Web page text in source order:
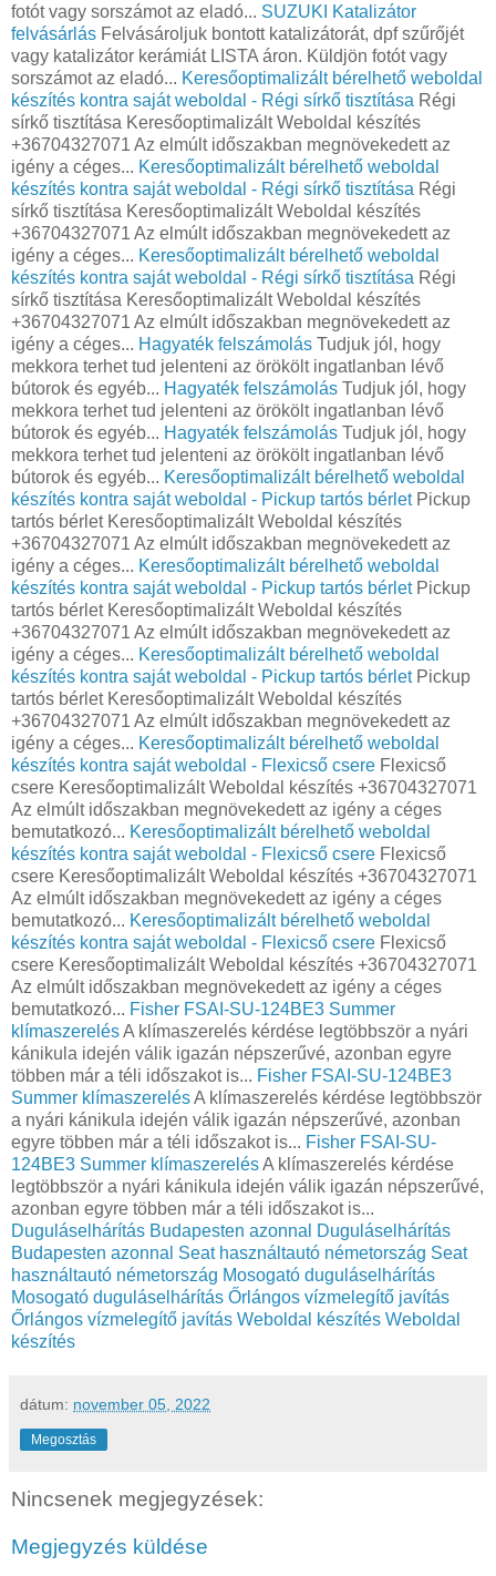
fotót vagy sorszámot az eladó... SUZUKI Katalizátor
felvásárlás Felvásároljuk bontott katalizátorát, dpf szűrőjét
vagy katalizátor kerámiát LISTA áron. Küldjön fotót vagy
sorszámot az eladó... Keresőoptimalizált bérelhető weboldal
készítés kontra saját weboldal - Régi sírkő tisztítása Régi
sírkő tisztítása Keresőoptimalizált Weboldal készítés
+36704327071 Az elmúlt időszakban megnövekedett az
igény a céges... Keresőoptimalizált bérelhető weboldal
készítés kontra saját weboldal - Régi sírkő tisztítása Régi
sírkő tisztítása Keresőoptimalizált Weboldal készítés
+36704327071 Az elmúlt időszakban megnövekedett az
igény a céges... Keresőoptimalizált bérelhető weboldal
készítés kontra saját weboldal - Régi sírkő tisztítása Régi
sírkő tisztítása Keresőoptimalizált Weboldal készítés
+36704327071 Az elmúlt időszakban megnövekedett az
igény a céges... Hagyaték felszámolás Tudjuk jól, hogy
mekkora terhet tud jelenteni az örökölt ingatlanban lévő
bútorok és egyéb... Hagyaték felszámolás Tudjuk jól, hogy
mekkora terhet tud jelenteni az örökölt ingatlanban lévő
bútorok és egyéb... Hagyaték felszámolás Tudjuk jól, hogy
mekkora terhet tud jelenteni az örökölt ingatlanban lévő
bútorok és egyéb... Keresőoptimalizált bérelhető weboldal
készítés kontra saját weboldal - Pickup tartós bérletPickup
tartós bérlet Keresőoptimalizált Weboldal készítés
+36704327071 Az elmúlt időszakban megnövekedett az
igény a céges... Keresőoptimalizált bérelhető weboldal
készítés kontra saját weboldal - Pickup tartós bérletPickup
tartós bérlet Keresőoptimalizált Weboldal készítés
+36704327071 Az elmúlt időszakban megnövekedett az
igény a céges... Keresőoptimalizált bérelhető weboldal
készítés kontra saját weboldal - Pickup tartós bérletPickup
tartós bérlet Keresőoptimalizált Weboldal készítés
+36704327071 Az elmúlt időszakban megnövekedett az
igény a céges... Keresőoptimalizált bérelhető weboldal
készítés kontra saját weboldal - Flexicső csere Flexicső
csere Keresőoptimalizált Weboldal készítés +36704327071
Az elmúlt időszakban megnövekedett az igény a céges
bemutatkozó... Keresőoptimalizált bérelhető weboldal
készítés kontra saját weboldal - Flexicső csere Flexicső
csere Keresőoptimalizált Weboldal készítés +36704327071
Az elmúlt időszakban megnövekedett az igény a céges
bemutatkozó... Keresőoptimalizált bérelhető weboldal
készítés kontra saját weboldal - Flexicső csere Flexicső
csere Keresőoptimalizált Weboldal készítés +36704327071
Az elmúlt időszakban megnövekedett az igény a céges
bemutatkozó... Fisher FSAI-SU-124BE3 Summer
klímaszerelésA klímaszerelés kérdése legtöbbször a nyári
kánikula idején válik igazán népszerűvé, azonban egyre
többen már a téli időszakot is... Fisher FSAI-SU-124BE3
Summer klímaszerelésA klímaszerelés kérdése legtöbbször
a nyári kánikula idején válik igazán népszerűvé, azonban
egyre többen már a téli időszakot is... Fisher FSAI-SU-
124BE3 Summer klímaszerelésA klímaszerelés kérdése
legtöbbször a nyári kánikula idején válik igazán népszerűvé,
azonban egyre többen már a téli időszakot is...
Duguláselhárítás Budapesten azonnal
Duguláselhárítás
Budapesten azonnal Seat használtautó németország Seat
használtautó németország Mosogató duguláselhárítás
Mosogató duguláselhárítás Őrlángos vízmelegítő javítás
Őrlángos vízmelegítő javítás Weboldal készítés Weboldal
készítés
dátum: november 05, 2022
Megosztás
Nincsenek megjegyzések:
Megjegyzés küldése